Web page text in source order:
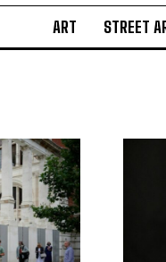
ART STREET